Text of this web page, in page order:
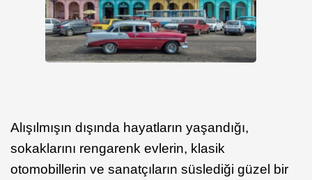
Alışılmışın dışında hayatların yaşandığı,
sokaklarını rengarenk evlerin, klasik
otomobillerin ve sanatçıların süslediği güzel bir